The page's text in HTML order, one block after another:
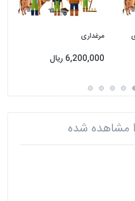
مرغداری
6,200,000 ریال
مشاهده شده